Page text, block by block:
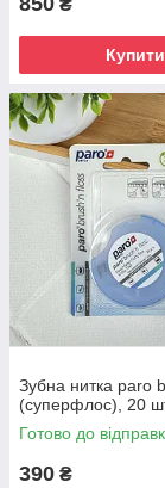
₴
Купити
Зубна нитка paro
(суперфлос), 20
Готово до
390 ₴